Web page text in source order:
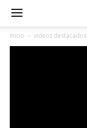
Inicio videos destacados